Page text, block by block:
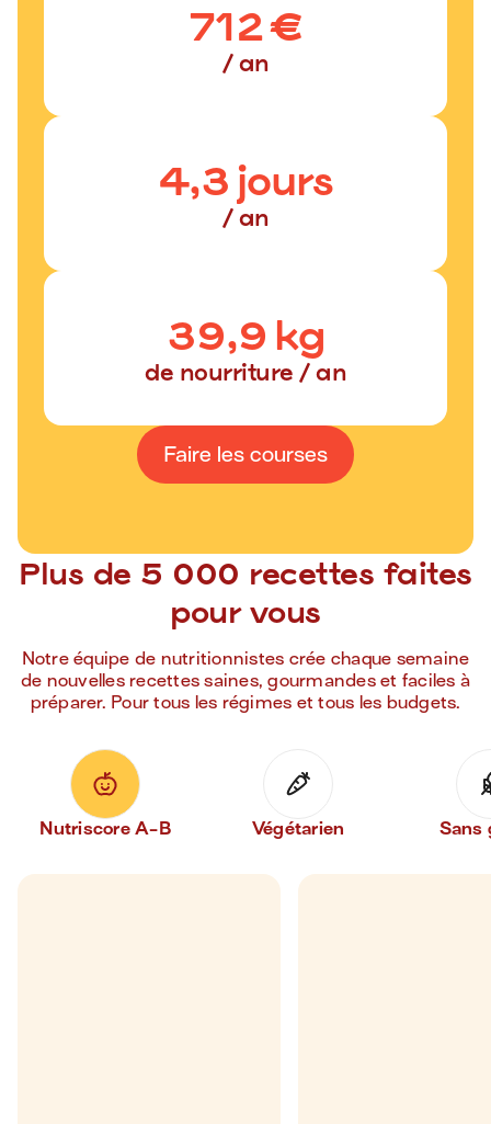
712€
/ an
4,3 jours
/ an
39,9 kg
de nourriture / an
Faire les courses
Plus de 5 000 recettes faites
pour vous
Notre équipe de nutritionnistes crée chaque semaine
de nouvelles recettes saines, gourmandes et faciles à
préparer. Pour tous les régimes et tous les budgets.
Nutriscore A-B Végétarien Sans